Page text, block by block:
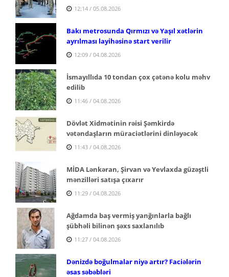
12:14 / 05.08.2026
Bakı metrosunda Qırmızı və Yaşıl xətlərin
ayrılması layihəsinə start verilir
12:09 / 04.08.2026
İsmayıllıda 10 tondan çox çətənə kolu məhv
edilib
11:46 / 04.08.2026
Dövlət Xidmətinin rəisi Şəmkirdə
vətəndaşların müraciətlərini dinləyəcək
11:43 / 04.08.2026
MİDA Lənkəran, Şirvan və Yevlaxda güzəştli
mənzilləri satışa çıxarır
11:29 / 04.08.2026
Ağdamda baş vermiş yanğınlarla bağlı
şübhəli bilinən şəxs saxlanılıb
11:27 / 04.08.2026
Dənizdə boğulmalar niyə artır? Faciələrin
əsas səbəbləri